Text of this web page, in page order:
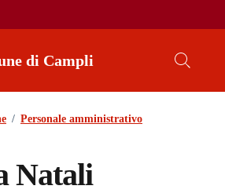
di Campli
/ Personale amministrativo
Natali